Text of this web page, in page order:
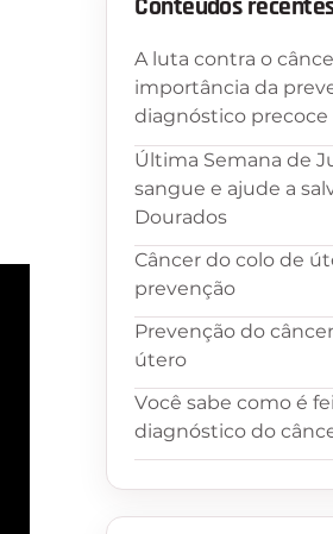
Conteúdos
A luta contra o
importância da
diagnóstico precoce
Última Semana de
sangue e ajude a
Dourados
Câncer do colo de
prevenção
Prevenção do
útero
Você sabe como é
diagnóstico do